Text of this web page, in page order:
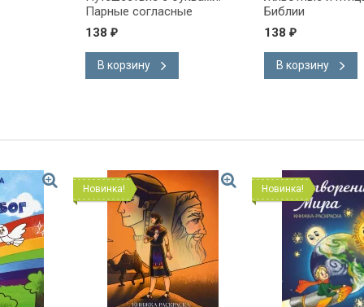
Парные согласные
138 ₽
В корзину
Библии
138 ₽
В корзину
Новинка! Новинка!